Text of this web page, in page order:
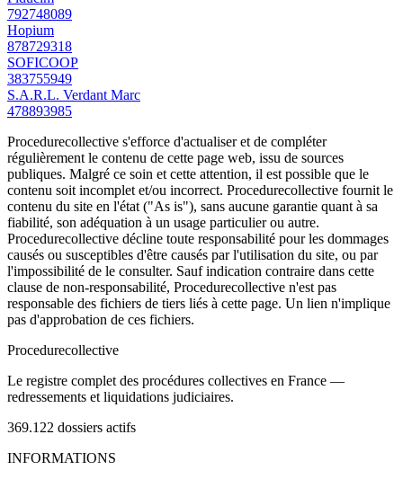
792748089
Hopium
878729318
SOFICOOP
383755949
S.A.R.L. Verdant Marc
478893985
Procedurecollective s'efforce d'actualiser et de compléter
régulièrement le contenu de cette page web, issu de sources
publiques. Malgré ce soin et cette attention, il est possible que le
contenu soit incomplet et/ou incorrect. Procedurecollective fournit le
contenu du site en l'état ("As is"), sans aucune garantie quant à sa
fiabilité, son adéquation à un usage particulier ou autre.
Procedurecollective décline toute responsabilité pour les dommages
causés ou susceptibles d'être causés par l'utilisation du site, ou par
l'impossibilité de le consulter. Sauf indication contraire dans cette
clause de non-responsabilité, Procedurecollective n'est pas
responsable des fichiers de tiers liés à cette page. Un lien n'implique
pas d'approbation de ces fichiers.
Procedurecollective
Le registre complet des procédures collectives en France —
redressements et liquidations judiciaires.
369.122 dossiers actifs
INFORMATIONS